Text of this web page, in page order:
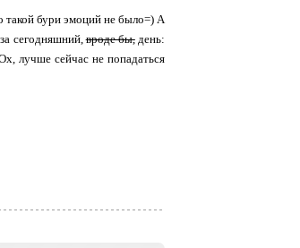
такой бури эмоций не было=) А
сегодняшний,вроде бы,день:
лучше сейчас не попадаться